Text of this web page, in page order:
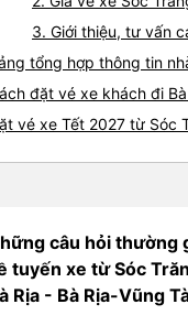
3. Giới thiệu, tư vấn
tổng hợp thông tin
đặt vé xe khách đi
vé xe Tết 2027 từ Sóc
câu hỏi thường
tuyến xe từ Sóc
Rịa - Bà Rịa-Vũng